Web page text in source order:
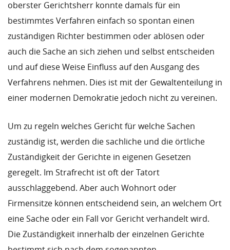
oberster Gerichtsherr konnte damals für ein
bestimmtes Verfahren einfach so spontan einen
zuständigen Richter bestimmen oder ablösen oder
auch die Sache an sich ziehen und selbst entscheiden
und auf diese Weise Einfluss auf den Ausgang des
Verfahrens nehmen. Dies ist mit der Gewaltenteilung in
einer modernen Demokratie jedoch nicht zu vereinen.
Um zu regeln welches Gericht für welche Sachen
zuständig ist, werden die sachliche und die örtliche
Zuständigkeit der Gerichte in eigenen Gesetzen
geregelt. Im Strafrecht ist oft der Tatort
ausschlaggebend. Aber auch Wohnort oder
Firmensitze können entscheidend sein, an welchem Ort
eine Sache oder ein Fall vor Gericht verhandelt wird.
Die Zuständigkeit innerhalb der einzelnen Gerichte